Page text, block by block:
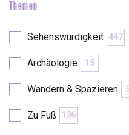
Themen
Sehenswürdigkeit 447
Archäologie 15
Wandern & Spazieren
Zu Fuß 136